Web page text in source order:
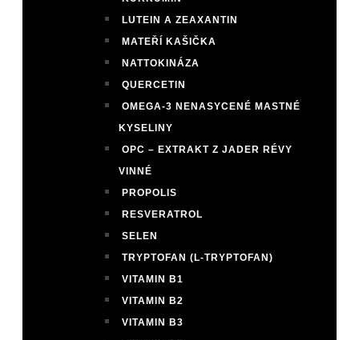
LUTEIN A ZEAXANTIN
MATEŘÍ KAŠIČKA
NATTOKINÁZA
QUERCETIN
OMEGA-3 NENASYCENÉ MASTNÉ
KYSELINY
OPC – EXTRAKT Z JADER RÉVY
VINNÉ
PROPOLIS
RESVERATROL
SELEN
TRYPTOFAN (L-TRYPTOFAN)
VITAMIN B1
VITAMIN B2
VITAMIN B3